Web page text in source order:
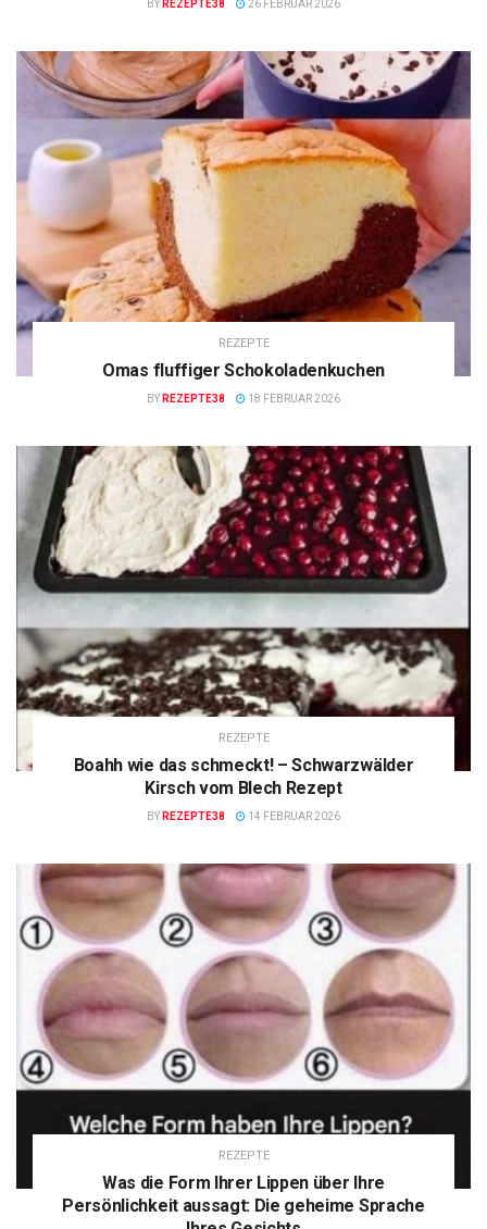
BY REZEPTE38 26 FEBRUAR 2026
REZEPTE
Omas fluffiger Schokoladenkuchen
BY REZEPTE38 18 FEBRUAR 2026
REZEPTE
Boahh wie das schmeckt! – Schwarzwälder
Kirsch vom Blech Rezept
BY REZEPTE38 14 FEBRUAR 2026
REZEPTE
Was die Form Ihrer Lippen über Ihre
Persönlichkeit aussagt: Die geheime Sprache